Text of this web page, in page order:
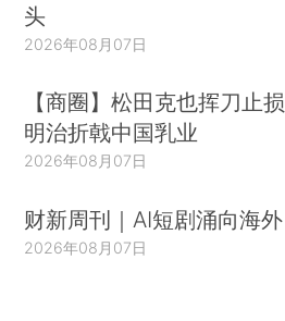
头
2026年08月07日
【商圈】松田克也挥刀止损
明治折戟中国乳业
2026年08月07日
财新周刊｜AI短剧涌向海外
2026年08月07日